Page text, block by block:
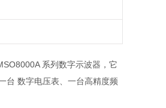
系列数字示波器，它
台 数字电压表、一台高精度频